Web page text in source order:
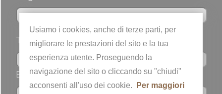
Telefono
Email *
Usiamo i cookies, anche di terze parti, per
migliorare le prestazioni del sito e la tua
esperienza utente. Proseguendo la
navigazione del sito o cliccando su "chiudi"
acconsenti all'uso dei cookie.
Per maggiori